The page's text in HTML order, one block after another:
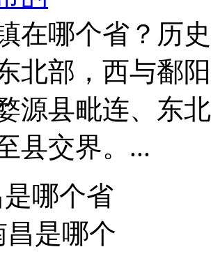
在哪个省？历
北部，西与鄱
源县毗连、东
县交界。...